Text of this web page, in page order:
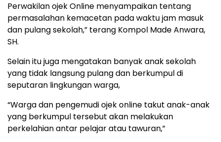
Perwakilan ojek Online menyampaikan tentang
permasalahan kemacetan pada waktu jam masuk
dan pulang sekolah,” terang Kompol Made Anwara,
SH.
Selain itu juga mengatakan banyak anak sekolah
yang tidak langsung pulang dan berkumpul di
seputaran lingkungan warga,
“Warga dan pengemudi ojek online takut anak-anak
yang berkumpul tersebut akan melakukan
perkelahian antar pelajar atau tawuran,”